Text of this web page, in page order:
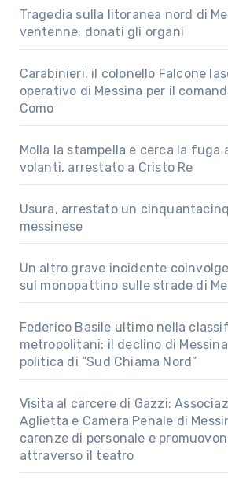
Tragedia sulla litoranea nord di
ventenne, donati gli organi
Carabinieri, il colonello Falcone
operativo di Messina per il
Como
Molla la stampella e cerca la fuga
volanti, arrestato a Cristo Re
Usura, arrestato un
messinese
Un altro grave incidente
sul monopattino sulle strade di
Federico Basile ultimo nella
metropolitani: il declino di
politica di “Sud Chiama Nord”
Visita al carcere di Gazzi:
Aglietta e Camera Penale di
carenze di personale e
attraverso il teatro